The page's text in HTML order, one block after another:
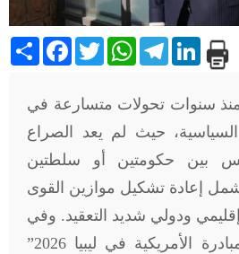
Share Facebook
TwitterWhatsAppTelegram
منذ سنوات تحولات متسارعة في
السياسية، حيث لم يعد الصراع
بين حكومتين أو سلطتين
إعادة تشكيل موازين القوى
ودولي شديد التعقيد. وفي
هذا الإطار، تبرز “المبادرة الأمريكية في ليبيا 2026”